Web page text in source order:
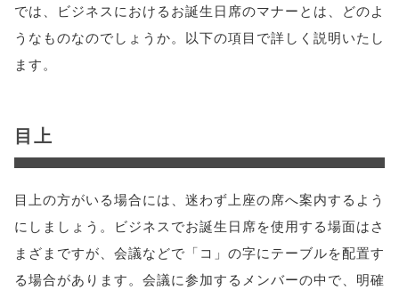
では、ビジネスにおけるお誕生日席のマナーとは、どのよ
うなものなのでしょうか。以下の項目で詳しく説明いたし
ます。
目上
目上の方がいる場合には、迷わず上座の席へ案内するよう
にしましょう。ビジネスでお誕生日席を使用する場面はさ
まざまですが、会議などで「コ」の字にテーブルを配置す
る場合があります。会議に参加するメンバーの中で、明確